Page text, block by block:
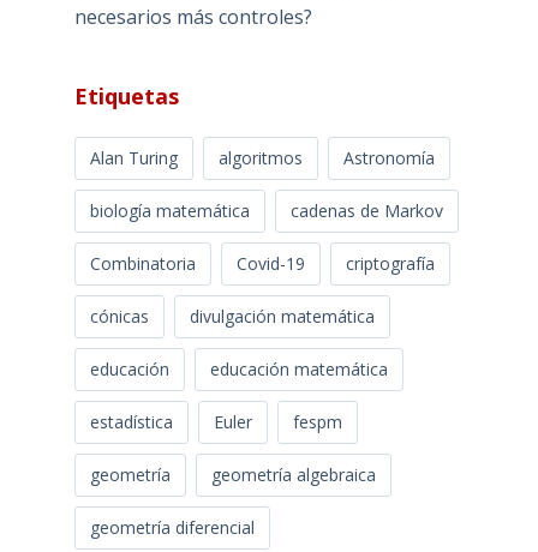
necesarios más controles?
Etiquetas
Alan Turing algoritmos Astronomía
biología matemática cadenas de Markov
Combinatoria Covid-19 criptografía
cónicas divulgación matemática
educación educación matemática
estadística Euler fespm
geometría geometría algebraica
geometría diferencial